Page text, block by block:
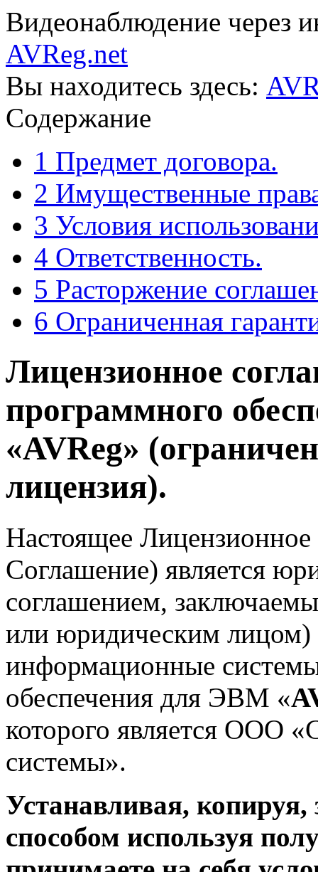
Видеонаблюдение через
AVReg.net
Вы находитесь здесь:
Содержание
1 Предмет договора.
2 Имущественные
3 Условия
4 Ответственность.
5 Расторжение
6 Ограниченная
Лицензионное
программного
«AVReg»
лицензия).
Настоящее Лицензионное
Соглашение) является
соглашением,
или юридическим
информационные
обеспечения для ЭВМ «
которого является ООО
системы».
Устанавливая,
способом используя